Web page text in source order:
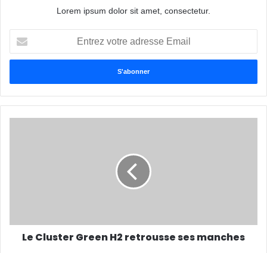
Lorem ipsum dolor sit amet, consectetur.
votre
adresse
Le Cluster Green H2 retrousse ses manches